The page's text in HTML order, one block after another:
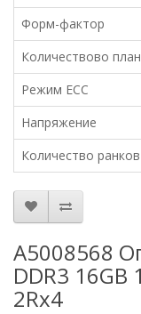
Форм-фактор
Количествово
Режим ECC
Напряжение
Количество ранков
A5008568
DDR3 16GB
2Rx4